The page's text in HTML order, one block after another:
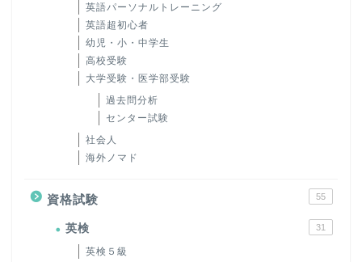
英語パーソナルトレーニング
英語超初心者
幼児・小・中学生
高校受験
大学受験・医学部受験
過去問分析
センター試験
社会人
海外ノマド
資格試験 55
英検 31
英検５級